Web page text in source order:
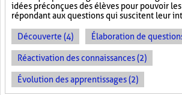
idées préconçues des élèves pour pouvoir
répondant aux questions qui suscitent leur
Découverte (4) Élaboration de
Réactivation des connaissances (2)
Évolution des apprentissages (2)